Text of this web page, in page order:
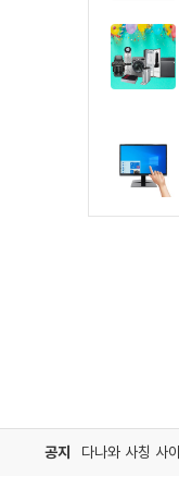
공지 다나와 사칭 사